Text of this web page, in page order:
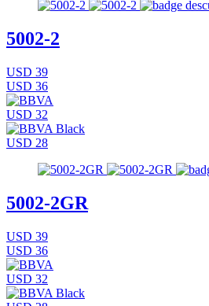
5002-2
USD 39
USD 36
USD 32
USD 28
5002-2GR
USD 39
USD 36
USD 32